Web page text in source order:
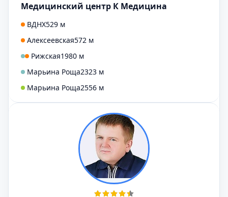
Медицинский центр К Медицина
ВДНХ529 м
Алексеевская572 м
Рижская1980 м
Марьина Роща2323 м
Марьина Роща2556 м